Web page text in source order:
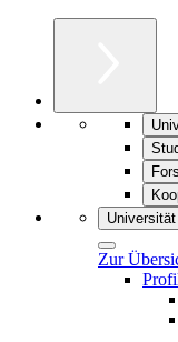
Universität
Zur